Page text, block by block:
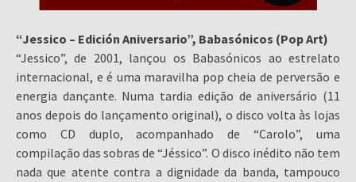
“Jessico – Edición Aniversario”, Babasónicos (Pop Art)
“Jessico”, de 2001, lançou os Babasónicos ao estrelato
internacional, e é uma maravilha pop cheia de perversão e
energia dançante. Numa tardia edição de aniversário (11
anos depois do lançamento original), o disco volta às lojas
como CD duplo, acompanhado de “Carolo”, uma
compilação das sobras de “Jéssico”. O disco inédito não tem
nada que atente contra a dignidade da banda, tampouco